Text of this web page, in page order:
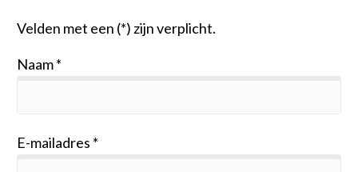
Velden met een (*) zijn verplicht.
Naam
E-mailadres